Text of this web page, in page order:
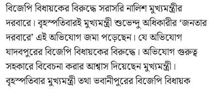
বিজেপি বিধায়কের বিরুদ্ধে সরাসরি নালিশ মুখ্যমন্ত্রীর
দরবারে। বৃহস্পতিবারই মুখ্যমন্ত্রী শুভেন্দু অধিকারীর ‘জনতার
দরবারে’ এই অভিযোগ জমা পড়েছেন। যে অভিযোগ
যাদবপুরের বিজেপি বিধায়কের বিরুদ্ধে। অভিযোগ গুরুত্ব
সহকারে বিবেচনা করার আশ্বাস দিয়েছেন মুখ্যমন্ত্রী।
বৃহস্পতিবার মুখ্যমন্ত্রী তথা ভবানীপুরের বিজেপি বিধায়ক